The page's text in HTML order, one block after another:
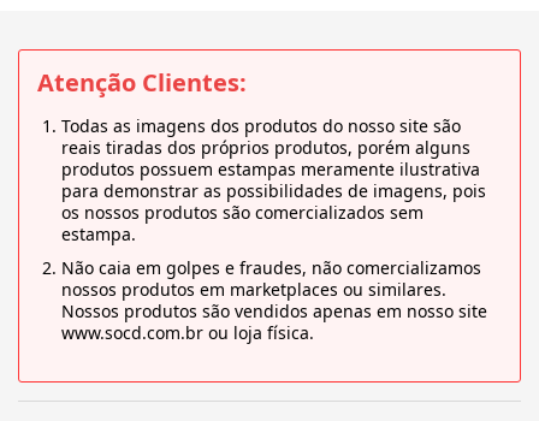
Atenção Clientes:
Todas as imagens dos produtos do nosso site são
reais tiradas dos próprios produtos, porém alguns
produtos possuem estampas meramente ilustrativa
para demonstrar as possibilidades de imagens, pois
os nossos produtos são comercializados sem
estampa.
Não caia em golpes e fraudes, não comercializamos
nossos produtos em marketplaces ou similares.
Nossos produtos são vendidos apenas em nosso site
www.socd.com.br ou loja física.